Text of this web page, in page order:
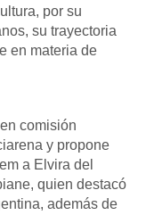
por su
su trayectoria
en materia de
comisión
y propone
a Elvira del
quien destacó
además de